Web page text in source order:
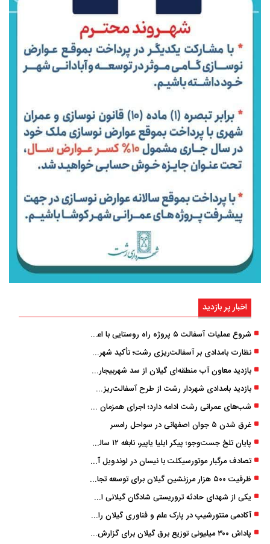
اخبار پر بازدید
شروع عملیات آسفالت ۵ پروژه راه ‌روستایی با اعتبار ۳۷۰ میلیاردی در گیلان
نظارت بامدادی بر آسفالت‌ریزی رشت؛ تأکید شهردار و بازرس کل بر کیفیت اجرای پروژه‌ها
بازدید معاون آب منطقه‌ای گیلان از سد شهربیجار برای تداوم تأمین آب شرب استان
بازدید بامدادی شهردار رشت از طرح آسفالت‌ریزی گسترده در مناطق پنج‌گانه
شب‌های عمرانی رشت ادامه دارد؛ اجرای همزمان آسفالت‌ریزی در پنج منطقه شهری
غرق شدن ۵ جوان اصفهانی در سواحل رامسر
پایان تلخ جست‌وجو؛ پیکر ایلیا یاپیر، نابغه ۱۲ ساله لاهیجانی پیدا شد
تصادف مرگبار موتورسیکلت با نیسان در لوندویل آستارا/ انتقال مصدوم با اورژانس هوایی به رشت
ظرفیت ۵۰۰ هزار مرزنشین گیلان برای توسعه تجارت فعال می‌شود
یکی از شهدای حادثه تروریستی شادگان گیلانی است/ شهادت «سینا سیاه‌ نژاد» در درگیری با اشرار مسلح
آکادمی منتورشیپ در پارک علم و فناوری گیلان راه‌اندازی شد
پاداش ۳۰۰ میلیونی توزیع برق گیلان برای گزارش ماینرهای غیرمجاز